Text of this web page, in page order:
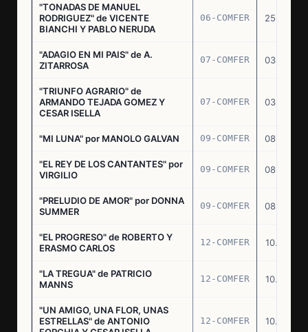
"TONADAS DE MANUEL
RODRIGUEZ" de VICENTE
BIANCHI Y PABLO NERUDA
06-COMFER 25.02.77
"ADAGIO EN MI PAIS" de A.
ZITARROSA
07-COMFER 03.03.77
"TRIUNFO AGRARIO" de
ARMANDO TEJADA GOMEZ Y
CESAR ISELLA
07-COMFER 03.03.77
"MI LUNA" por MANOLO GALVAN 09-COMFER 08.03.77
"EL REY DE LOS CANTANTES" por
VIRGILIO
09-COMFER 08.03.77
"PRELUDIO DE AMOR" por DONNA
SUMMER
09-COMFER 08.03.77
"EL PROGRESO" de ROBERTO Y
ERASMO CARLOS
12-COMFER 10.03.77
"LA TREGUA" de PATRICIO
MANNS
12-COMFER 10.03.77
"UN AMIGO, UNA FLOR, UNAS
ESTRELLAS" de ANTONIO
12-COMFER 10.03.77